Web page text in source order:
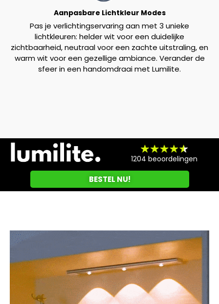
Aanpasbare Lichtkleur Modes
Pas je verlichtingservaring aan met 3 unieke
lichtkleuren: helder wit voor een duidelijke
zichtbaarheid, neutraal voor een zachte uitstraling, en
warm wit voor een gezellige ambiance. Verander de
sfeer in een handomdraai met Lumilite.
1204 beoordelingen
BESTEL NU!